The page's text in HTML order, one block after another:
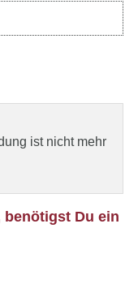
ist nicht mehr
benötigst Du ein